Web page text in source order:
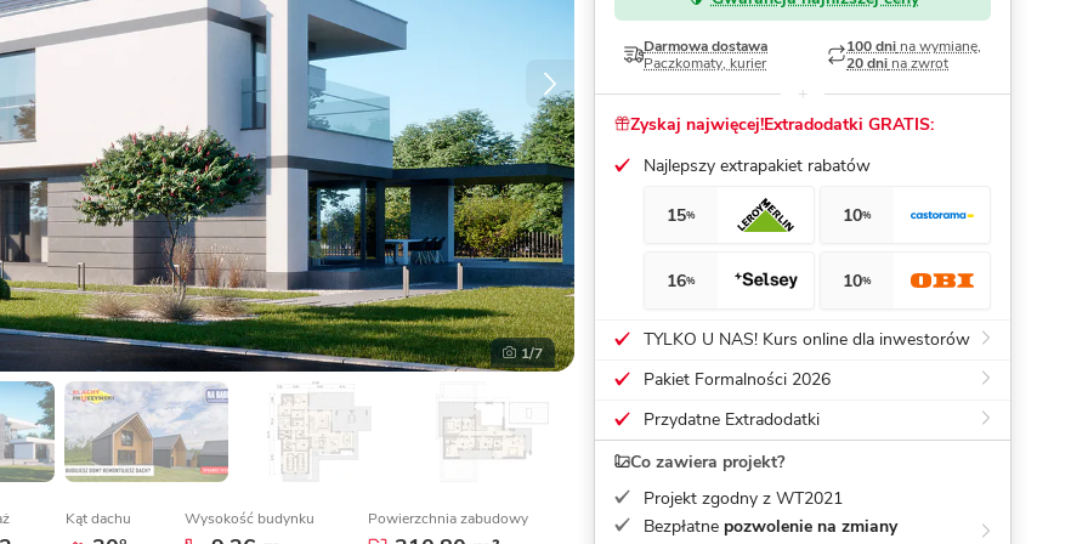
Dom pasywny- co to znaczy
1/7
Kąt dachu Wysokość budynku Powierzchnia zabudowy
Darmowa dostawa
Paczkomaty, kurier
100 dni na wymianę,
20 dni na zwrot
Zyskaj najwięcej!Extradodatki GRATIS:
Najlepszy extrapakiet rabatów
15% 10%
16% 10%
TYLKO U NAS! Kurs online dla inwestorów
Pakiet Formalności 2026
Przydatne Extradodatki
Co zawiera projekt?
Projekt zgodny z WT2021
Bezpłatne pozwolenie na zmiany